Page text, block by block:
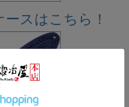
スはこちら！